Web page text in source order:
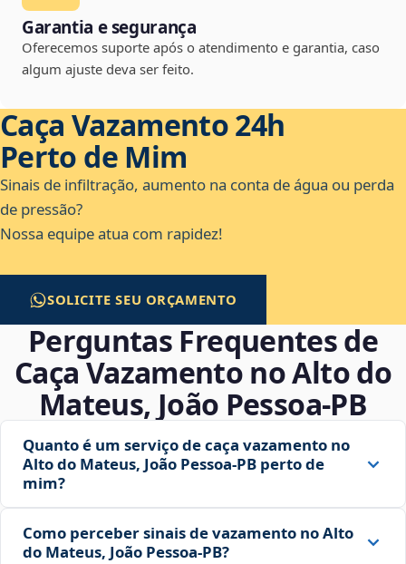
Garantia e segurança
Oferecemos suporte após o atendimento e garantia, caso
algum ajuste deva ser feito.
Caça Vazamento 24h
Perto de Mim
Sinais de infiltração, aumento na conta de água ou perda
de pressão?
Nossa equipe atua com rapidez!
SOLICITE SEU ORÇAMENTO
Perguntas Frequentes de
Caça Vazamento no Alto do
Mateus, João Pessoa‑PB
Quanto é um serviço de caça vazamento no
Alto do Mateus, João Pessoa‑PB perto de
mim?
Como perceber sinais de vazamento no Alto
do Mateus, João Pessoa‑PB?